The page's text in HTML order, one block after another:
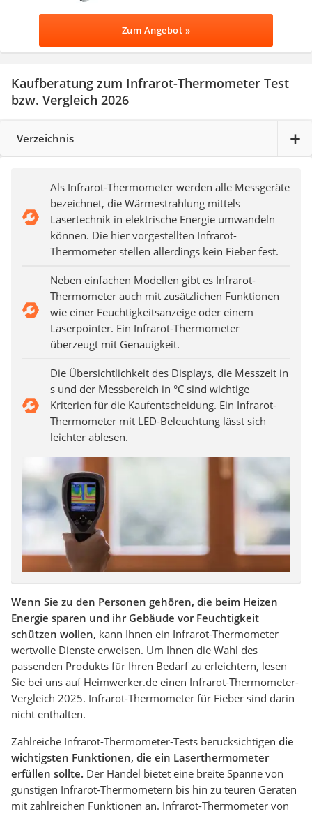
Zum Angebot »
Kaufberatung zum Infrarot-Thermometer Test
bzw. Vergleich 2026
Verzeichnis
Als Infrarot-Thermometer werden alle Messgeräte
bezeichnet, die Wärmestrahlung mittels
Lasertechnik in elektrische Energie umwandeln
können. Die hier vorgestellten Infrarot-
Thermometer stellen allerdings kein Fieber fest.
Neben einfachen Modellen gibt es Infrarot-
Thermometer auch mit zusätzlichen Funktionen
wie einer Feuchtigkeitsanzeige oder einem
Laserpointer. Ein Infrarot-Thermometer
überzeugt mit Genauigkeit.
Die Übersichtlichkeit des Displays, die Messzeit in
s und der Messbereich in °C sind wichtige
Kriterien für die Kaufentscheidung. Ein Infrarot-
Thermometer mit LED-Beleuchtung lässt sich
leichter ablesen.
Wenn Sie zu den Personen gehören, die beim Heizen
Energie sparen und ihr Gebäude vor Feuchtigkeit
schützen wollen, kann Ihnen ein Infrarot-Thermometer
wertvolle Dienste erweisen. Um Ihnen die Wahl des
passenden Produkts für Ihren Bedarf zu erleichtern, lesen
Sie bei uns auf Heimwerker.de einen Infrarot-Thermometer-
Vergleich 2025. Infrarot-Thermometer für Fieber sind darin
nicht enthalten.
Zahlreiche Infrarot-Thermometer-Tests berücksichtigen die
wichtigsten Funktionen, die ein Laserthermometer
erfüllen sollte. Der Handel bietet eine breite Spanne von
günstigen Infrarot-Thermometern bis hin zu teuren Geräten
mit zahlreichen Funktionen an. Infrarot-Thermometer von